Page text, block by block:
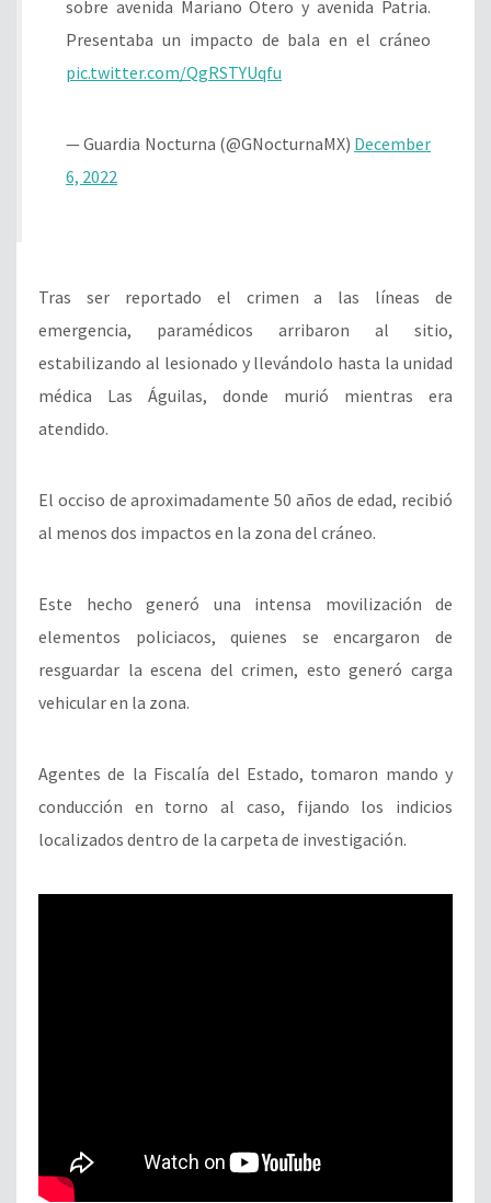
sobre avenida Mariano Otero y avenida Patria.
Presentaba un impacto de bala en el cráneo
pic.twitter.com/QgRSTYUqfu
— Guardia Nocturna (@GNocturnaMX) December
6, 2022
Tras ser reportado el crimen a las líneas de
emergencia, paramédicos arribaron al sitio,
estabilizando al lesionado y llevándolo hasta la unidad
médica Las Águilas, donde murió mientras era
atendido.
El occiso de aproximadamente 50 años de edad, recibió
al menos dos impactos en la zona del cráneo.
Este hecho generó una intensa movilización de
elementos policiacos, quienes se encargaron de
resguardar la escena del crimen, esto generó carga
vehicular en la zona.
Agentes de la Fiscalía del Estado, tomaron mando y
conducción en torno al caso, fijando los indicios
localizados dentro de la carpeta de investigación.